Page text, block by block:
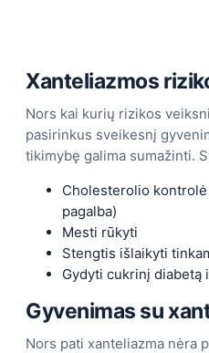
Xanteliazmos
Nors kai kurių rizikos
pasirinkus sveikesnį
tikimybę galima sumažinti.
Cholesterolio
pagalba)
Mesti rūkyti
Stengtis išlaikyti
Gydyti cukrinį
Gyvenimas su
Nors pati xanteliazma nėra